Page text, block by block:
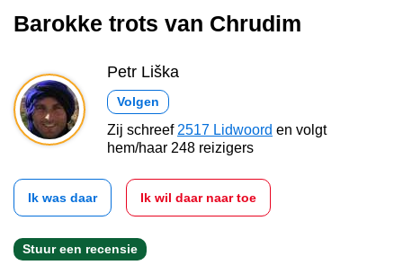
Barokke trots van Chrudim
Petr Liška
Volgen
Zij schreef 2517 Lidwoord en volgt
hem/haar 248 reizigers
Ik was daar Ik wil daar naar toe
Stuur een recensie